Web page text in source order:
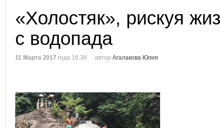
«Холостяк», рискуя
с водопада
11 Марта 2017 года 16:36 автор Агалакова Юлия